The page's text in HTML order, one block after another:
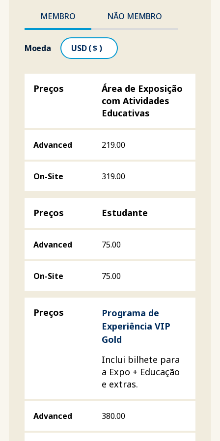
MEMBRO NÃO MEMBRO
Moeda
Área de Exposição
com Atividades
Educativas
219.00
319.00
Estudante
75.00
75.00
Programa de
Experiência VIP
Gold
Inclui bilhete para
a Expo + Educação
e extras.
380.00